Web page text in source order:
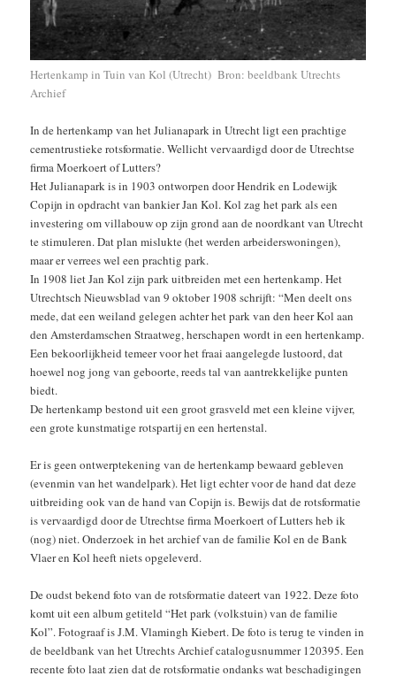
Hertenkamp in Tuin van Kol (Utrecht) Bron: beeldbank Utrechts
Archief
In de hertenkamp van het Julianapark in Utrecht ligt een prachtige
cementrustieke rotsformatie. Wellicht vervaardigd door de Utrechtse
firma Moerkoert of Lutters?
Het Julianapark is in 1903 ontworpen door Hendrik en Lodewijk
Copijn in opdracht van bankier Jan Kol. Kol zag het park als een
investering om villabouw op zijn grond aan de noordkant van Utrecht
te stimuleren. Dat plan mislukte (het werden arbeiderswoningen),
maar er verrees wel een prachtig park.
In 1908 liet Jan Kol zijn park uitbreiden met een hertenkamp. Het
Utrechtsch Nieuwsblad van 9 oktober 1908 schrijft: “Men deelt ons
mede, dat een weiland gelegen achter het park van den heer Kol aan
den Amsterdamschen Straatweg, herschapen wordt in een hertenkamp.
Een bekoorlijkheid temeer voor het fraai aangelegde lustoord, dat
hoewel nog jong van geboorte, reeds tal van aantrekkelijke punten
biedt.
De hertenkamp bestond uit een groot grasveld met een kleine vijver,
een grote kunstmatige rotspartij en een hertenstal.
Er is geen ontwerptekening van de hertenkamp bewaard gebleven
(evenmin van het wandelpark). Het ligt echter voor de hand dat deze
uitbreiding ook van de hand van Copijn is. Bewijs dat de rotsformatie
is vervaardigd door de Utrechtse firma Moerkoert of Lutters heb ik
(nog) niet. Onderzoek in het archief van de familie Kol en de Bank
Vlaer en Kol heeft niets opgeleverd.
De oudst bekend foto van de rotsformatie dateert van 1922. Deze foto
komt uit een album getiteld “Het park (volkstuin) van de familie
Kol”. Fotograaf is J.M. Vlamingh Kiebert. De foto is terug te vinden in
de beeldbank van het Utrechts Archief catalogusnummer 120395. Een
recente foto laat zien dat de rotsformatie ondanks wat beschadigingen